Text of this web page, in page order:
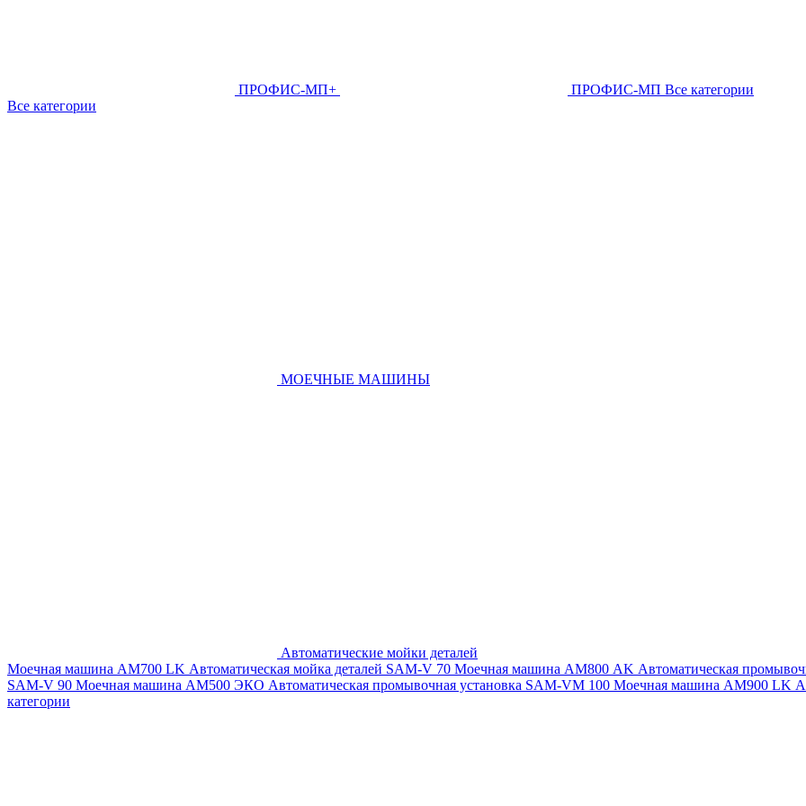
ПРОФИС-МП+ ПРОФИС-МП Все категории
Все категории
МОЕЧНЫЕ МАШИНЫ
Автоматические мойки деталей
Моечная машина AM700 LK Автоматическая мойка деталей SAM-V 70 Моечная машина АМ800 AK Автоматическая
SAM-V 90 Моечная машина АМ500 ЭКО Автоматическая промывочная установка SAM-VM 100 Моечная машина AM900 LK
категории